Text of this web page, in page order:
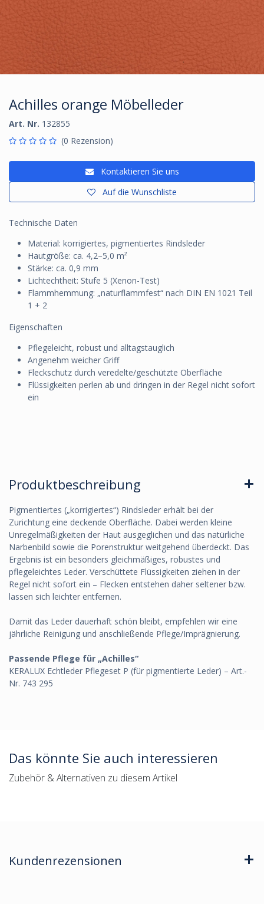
Achilles orange Möbelleder
Art. Nr. 132855
(0 Rezension)
Kontaktieren Sie uns
Auf die Wunschliste
Technische Daten
Material: korrigiertes, pigmentiertes Rindsleder
Hautgröße: ca. 4,2–5,0 m²
Stärke: ca. 0,9 mm
Lichtechtheit: Stufe 5 (Xenon-Test)
Flammhemmung: „naturflammfest“ nach DIN EN 1021 Teil
1 + 2
Eigenschaften
Pflegeleicht, robust und alltagstauglich
Angenehm weicher Griff
Fleckschutz durch veredelte/geschützte Oberfläche
Flüssigkeiten perlen ab und dringen in der Regel nicht sofort
ein
Produktbeschreibung
Pigmentiertes („korrigiertes“) Rindsleder erhält bei der
Zurichtung eine deckende Oberfläche. Dabei werden kleine
Unregelmäßigkeiten der Haut ausgeglichen und das natürliche
Narbenbild sowie die Porenstruktur weitgehend überdeckt. Das
Ergebnis ist ein besonders gleichmäßiges, robustes und
pflegeleichtes Leder. Verschüttete Flüssigkeiten ziehen in der
Regel nicht sofort ein – Flecken entstehen daher seltener bzw.
lassen sich leichter entfernen.
Damit das Leder dauerhaft schön bleibt, empfehlen wir eine
jährliche Reinigung und anschließende Pflege/Imprägnierung.
Passende Pflege für „Achilles“
KERALUX Echtleder Pflegeset P (für pigmentierte Leder) – Art.-
Nr. 743 295
Das könnte Sie auch interessieren
Zubehör & Alternativen zu diesem Artikel
Kundenrezensionen